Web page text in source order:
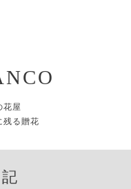
花屋
残る贈花